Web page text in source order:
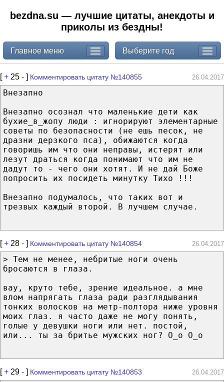
bezdna.su — лучшие цитаты, анекдоты и
приколы из бездны!
Главное меню Выберите год
[+ 25 - ] Комментировать цитату №140855 26.04.2017
Внезапно
Внезапно осознал что маленькие дети как
бухие_в_жопу люди : игнорируют элементарные
советы по безопасности (не ешь песок, не
дразни дерзкого пса), обижаются когда
говоришь им что они неправы, истерят или
лезут драться когда понимают что им не
дадут то - чего они хотят. И не дай Боже
попросить их посидеть минутку Тихо !!!
Внезапно подумалось, что таких вот и
трезвых каждый второй. В лучшем случае.
[+ 28 - ] Комментировать цитату №140854 26.04.2017
> Тем не менее, небритые ноги очень
бросаются в глаза.
вау, круто тебе, зрение идеальное. а мне
влом напрягать глаза ради разглядывания
тонких волосков на метр-полтора ниже уровня
моих глаз. я часто даже не могу понять,
голые у девушки ноги или нет. постой,
или... ты за бритье мужских ног? О_о О_о
[+ 29 - ] Комментировать цитату №140853 26.04.2017